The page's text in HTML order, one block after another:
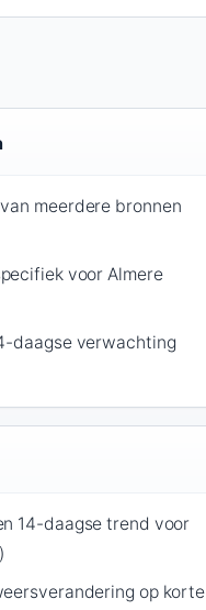
meerdere bronnen
voor Almere
daagse verwachting
14-daagse trend voor
op korte